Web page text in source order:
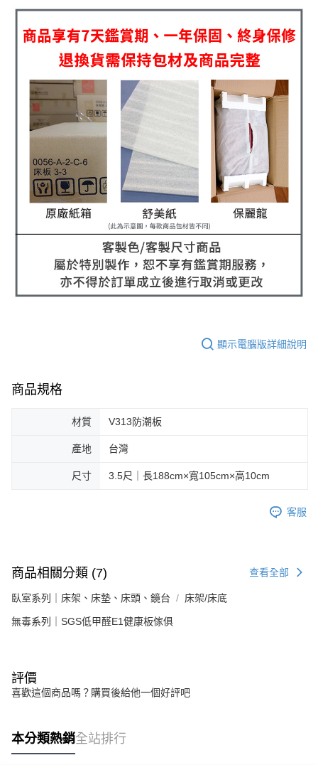
顯示電腦版詳細說明
商品規格
材質 V313防潮板
產地 台灣
尺寸 3.5尺｜長188cm×寬105cm×高10cm
客服
商品相關分類 (7) 查看全部
臥室系列｜床架、床墊、床頭、鏡台 床架/床底
無毒系列｜SGS低甲醛E1健康板傢俱
評價
喜歡這個商品嗎？購買後給他一個好評吧
本分類熱銷全站排行